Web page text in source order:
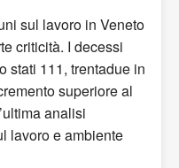
sul lavoro in Veneto
criticità. I decessi
stati 111, trentadue in
superiore al
analisi
lavoro e ambiente